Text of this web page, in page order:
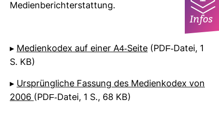
Medi­en­be­richt­erstat­tung.
▸ Medi­en­kodex auf einer A4-​Seite (PDF-​Datei, 1
S. KB)
▸ Ursprüng­liche Fas­sung des Medi­en­kodex von
2006 (PDF-​Datei, 1 S., 68 KB)
Infos